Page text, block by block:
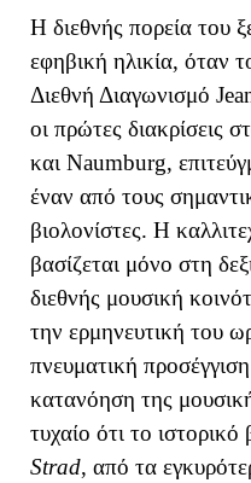
Η διεθνής πορεία του
εφηβική ηλικία, όταν
Διεθνή Διαγωνισμό
οι πρώτες διακρίσεις
και Naumburg,
έναν από τους
βιολονίστες. Η
βασίζεται μόνο στη
διεθνής μουσική
την ερμηνευτική του
πνευματική
κατανόηση της
τυχαίο ότι το ιστορικό
Strad, από τα